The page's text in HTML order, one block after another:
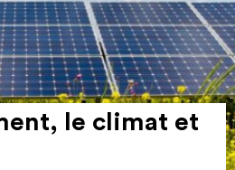
le climat et